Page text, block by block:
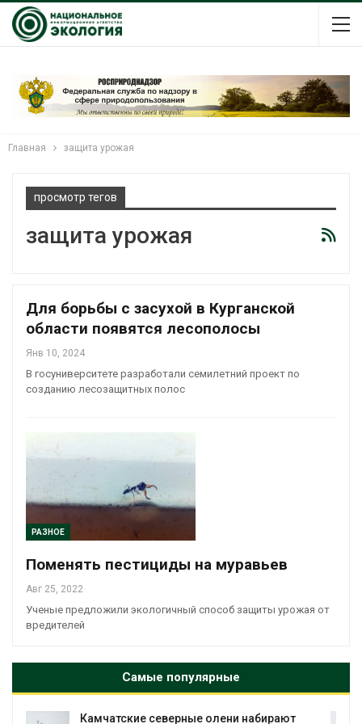
Главная защита урожая
просмотр тегов
защита урожая
Для борьбы с засухой в Курганской
области появятся лесополосы
Янв 10, 2024
В госуниверситете разработали семилетний проект по
созданию лесозащитных полос
РАЗНОЕ
Поменять пестициды на муравьев
Авг 25, 2022
Ученые предложили экологичный способ защиты урожая от
вредителей
Самые популярные
набирают
Тайфун, засуха и пожары: